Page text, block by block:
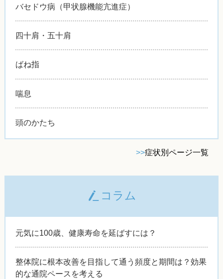
バセドウ病（甲状腺機能亢進症）
四十肩・五十肩
ばね指
喘息
頭のかたち
>>症状別ページ一覧
コラム
元気に100歳、健康寿命を延ばすには？
整体院に根本改善を目指して通う頻度と期間は？効果
的な通院ペースを考える